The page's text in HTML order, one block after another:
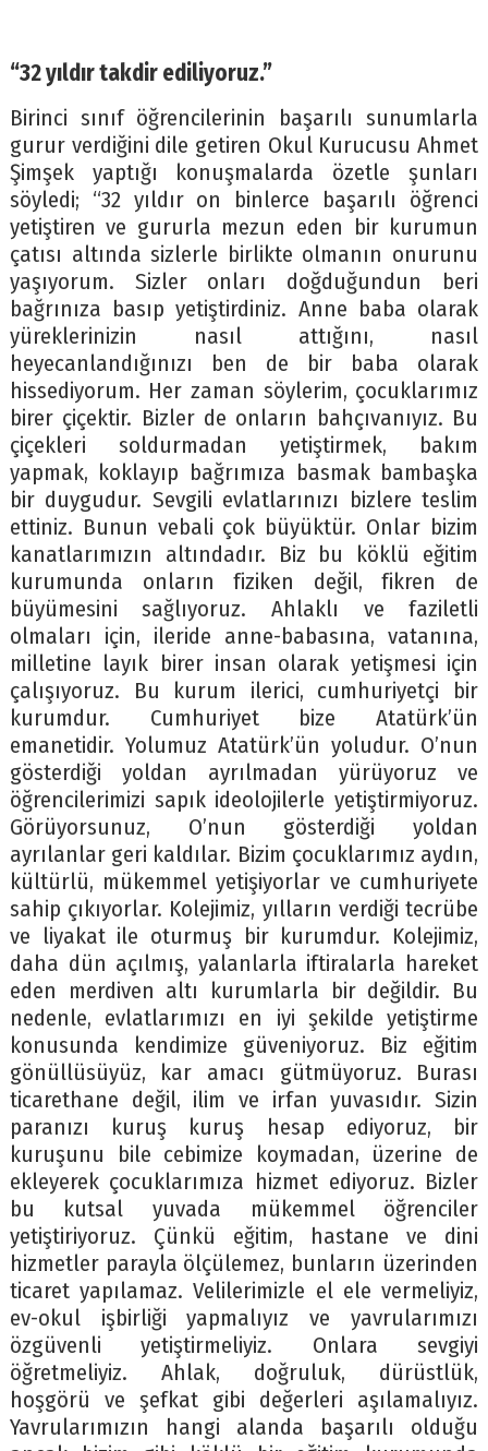
“32 yıldır takdir ediliyoruz.”
Birinci sınıf öğrencilerinin başarılı sunumlarla
gurur verdiğini dile getiren Okul Kurucusu Ahmet
Şimşek yaptığı konuşmalarda özetle şunları
söyledi; “32 yıldır on binlerce başarılı öğrenci
yetiştiren ve gururla mezun eden bir kurumun
çatısı altında sizlerle birlikte olmanın onurunu
yaşıyorum. Sizler onları doğduğundun beri
bağrınıza basıp yetiştirdiniz. Anne baba olarak
yüreklerinizin nasıl attığını, nasıl
heyecanlandığınızı ben de bir baba olarak
hissediyorum. Her zaman söylerim, çocuklarımız
birer çiçektir. Bizler de onların bahçıvanıyız. Bu
çiçekleri soldurmadan yetiştirmek, bakım
yapmak, koklayıp bağrımıza basmak bambaşka
bir duygudur. Sevgili evlatlarınızı bizlere teslim
ettiniz. Bunun vebali çok büyüktür. Onlar bizim
kanatlarımızın altındadır. Biz bu köklü eğitim
kurumunda onların fiziken değil, fikren de
büyümesini sağlıyoruz. Ahlaklı ve faziletli
olmaları için, ileride anne-babasına, vatanına,
milletine layık birer insan olarak yetişmesi için
çalışıyoruz. Bu kurum ilerici, cumhuriyetçi bir
kurumdur. Cumhuriyet bize Atatürk’ün
emanetidir. Yolumuz Atatürk’ün yoludur. O’nun
gösterdiği yoldan ayrılmadan yürüyoruz ve
öğrencilerimizi sapık ideolojilerle yetiştirmiyoruz.
Görüyorsunuz, O’nun gösterdiği yoldan
ayrılanlar geri kaldılar. Bizim çocuklarımız aydın,
kültürlü, mükemmel yetişiyorlar ve cumhuriyete
sahip çıkıyorlar. Kolejimiz, yılların verdiği tecrübe
ve liyakat ile oturmuş bir kurumdur. Kolejimiz,
daha dün açılmış, yalanlarla iftiralarla hareket
eden merdiven altı kurumlarla bir değildir. Bu
nedenle, evlatlarımızı en iyi şekilde yetiştirme
konusunda kendimize güveniyoruz. Biz eğitim
gönüllüsüyüz, kar amacı gütmüyoruz. Burası
ticarethane değil, ilim ve irfan yuvasıdır. Sizin
paranızı kuruş kuruş hesap ediyoruz, bir
kuruşunu bile cebimize koymadan, üzerine de
ekleyerek çocuklarımıza hizmet ediyoruz. Bizler
bu kutsal yuvada mükemmel öğrenciler
yetiştiriyoruz. Çünkü eğitim, hastane ve dini
hizmetler parayla ölçülemez, bunların üzerinden
ticaret yapılamaz. Velilerimizle el ele vermeliyiz,
ev-okul işbirliği yapmalıyız ve yavrularımızı
özgüvenli yetiştirmeliyiz. Onlara sevgiyi
öğretmeliyiz. Ahlak, doğruluk, dürüstlük,
hoşgörü ve şefkat gibi değerleri aşılamalıyız.
Yavrularımızın hangi alanda başarılı olduğu